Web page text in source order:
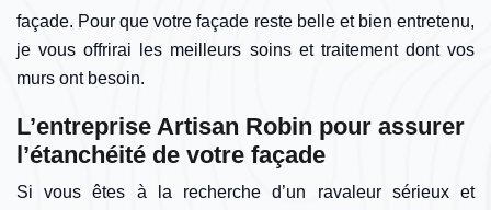
façade. Pour que votre façade reste belle et bien entretenu,
je vous offrirai les meilleurs soins et traitement dont vos
murs ont besoin.
L’entreprise Artisan Robin pour assurer
l’étanchéité de votre façade
Si vous êtes à la recherche d’un ravaleur sérieux et